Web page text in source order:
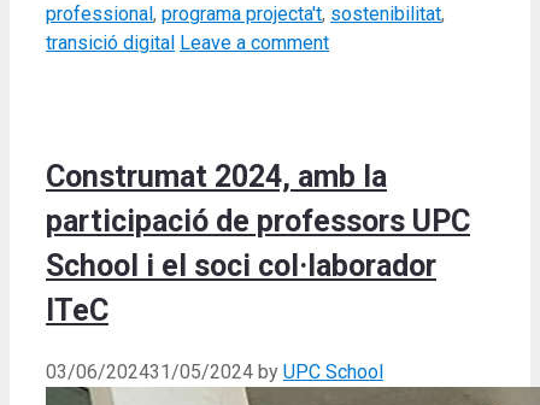
professional, programa projecta't, sostenibilitat,
transició digital Leave a comment
Construmat 2024, amb la
participació de professors UPC
School i el soci col·laborador
ITeC
03/06/202431/05/2024 by UPC School